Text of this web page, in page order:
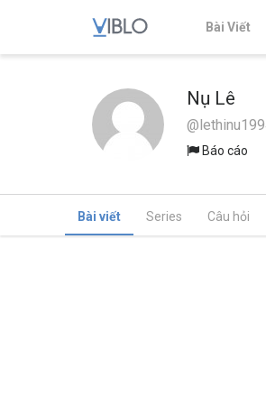
Bài Viết
Nụ Lê
Báo cáo
Bài viết Series Câu hỏi